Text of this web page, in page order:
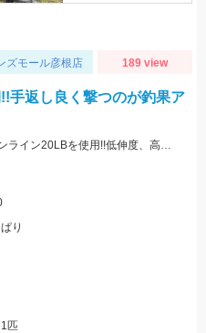
ズモール彦根店 189 view
手返し良く撃つのが釣果ア
ラインはツリノ バス用フロロカーボンライン20LBを使用!!低伸度、高強度でカバーの釣りはこれで決まり♪
り
匹